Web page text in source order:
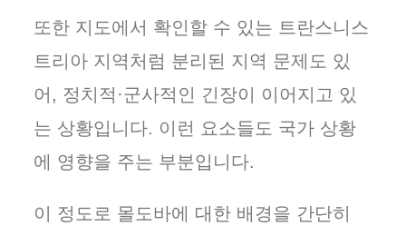
또한 지도에서 확인할 수 있는 트란스니스
트리아 지역처럼 분리된 지역 문제도 있
어, 정치적·군사적인 긴장이 이어지고 있
는 상황입니다. 이런 요소들도 국가 상황
에 영향을 주는 부분입니다.
이 정도로 몰도바에 대한 배경을 간단히